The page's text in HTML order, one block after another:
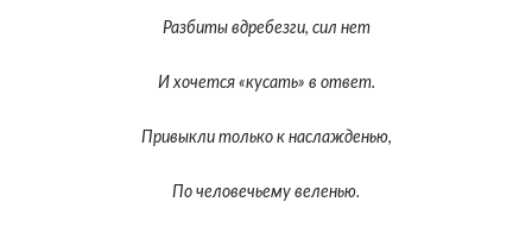
Разбиты вдребезги, сил нет
И хочется «кусать» в ответ.
Привыкли только к наслажденью,
По человечьему веленью.